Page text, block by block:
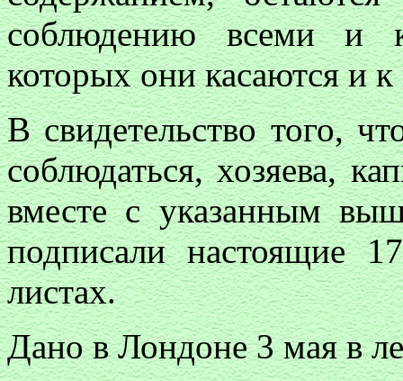
соблюдению всеми и
которых они касаются и
В свидетельство того,
соблюдаться, хозяева,
вместе с указанным
подписали настоящие
листах.
Дано в Лондоне 3 мая в